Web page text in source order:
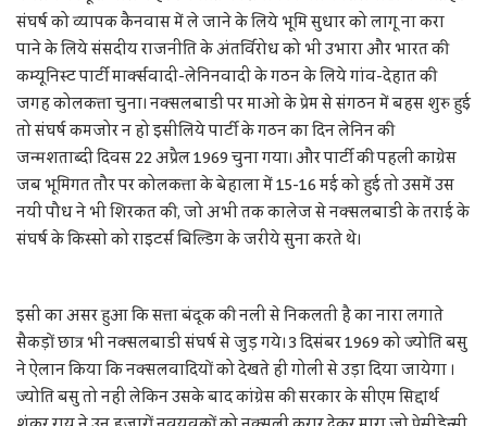
संघर्ष को व्यापक कैनवास में ले जाने के लिये भूमि सुधार को लागू ना करा
पाने के लिये संसदीय राजनीति के अंतर्विरोध को भी उभारा और भारत की
कम्यूनिस्ट पार्टी मार्क्सवादी-लेनिनवादी के गठन के लिये गांव-देहात की
जगह कोलकत्ता चुना। नक्सलबाडी पर माओ के प्रेम से संगठन में बहस शुरु हुई
तो संघर्ष कमजोर न हो इसीलिये पार्टी के गठन का दिन लेनिन की
जन्मशताब्दी दिवस 22 अप्रैल 1969 चुना गया। और पार्टी की पहली काग्रेस
जब भूमिगत तौर पर कोलकत्ता के बेहाला में 15-16 मई को हुई तो उसमें उस
नयी पौध ने भी शिरकत की, जो अभी तक कालेज से नक्सलबाडी के तराई के
संघर्ष के किस्सो को राइटर्स बिल्डिग के जरीये सुना करते थे।
इसी का असर हुआ कि सत्ता बंदूक की नली से निकलती है का नारा लगाते
सैकड़ों छात्र भी नक्सलबाडी संघर्ष से जुड़ गये। 3 दिसंबर 1969 को ज्योति बसु
ने ऐलान किया कि नक्सलवादियों को देखते ही गोली से उड़ा दिया जायेगा ।
ज्योति बसु तो नहीं लेकिन उसके बाद कांग्रेस की सरकार के सीएम सिद्दार्थ